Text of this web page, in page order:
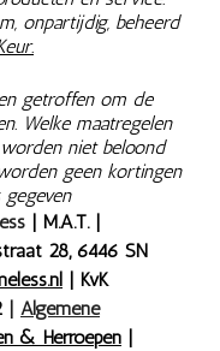
onpartijdig, beheerd
getroffen om de
Welke maatregelen
niet beloond
geen kortingen
| M.A.T. |
28, 6446 SN
| KvK
| Algemene
& Herroepen |